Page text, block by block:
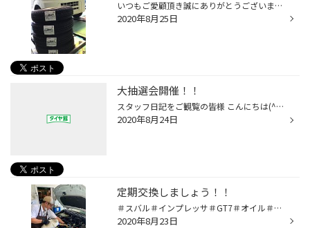
いつもご愛顧頂き誠にありがとうございます。 当店では、新型コロナウイルス感染症拡大防止 また、お客様および従業員の健康と安全を第一に考え 以下の感染症対策を行っております。 ご理解頂きますようお願い申し上げます。 〇対策 ・従業員は就業前体調チェック（検温、倦怠感など）をしています...
2020年8月25日
大抽選会開催！！
スタッフ日記をご観覧の皆様 こんにちは(^O^)/ 樋口です(*^^)v 毎日暑いですね(>_<｡) こんな暑い中ですが スタッドレスアンケートに答えて 豪華景品の抽選を受けられる 大抽選会が始まりました！！！ Web若しくはタイヤ館アプリのトップページに アンケートのページがありますので まだやってない！...
2020年8月24日
定期交換しましょう！！
＃スバル＃インプレッサ＃GT7＃オイル＃オイル交換 ＃全合成＃100％化学合成 タイヤ館下松店のWEBをご覧いただきありがとうございます。 また、お暑い中ご来店いただきありがとうございます。 本日、インプレッサのオイル交換のご依頼を受けました。 タイヤ館下松ではお車の使用状況にピッタリのオ...
2020年8月23日